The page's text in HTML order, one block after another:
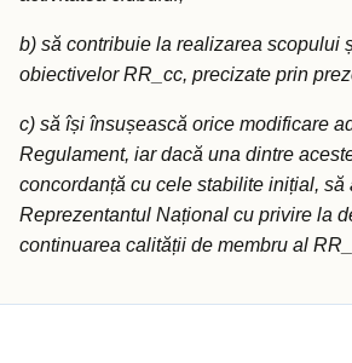
b) să contribuie la realizarea scopului
obiectivelor RR_cc, precizate prin
c) să își însușească orice modificare
Regulament, iar dacă una dintre
concordanță cu cele stabilite inițial, să
Reprezentantul Național cu privire la
continuarea calității de membru al